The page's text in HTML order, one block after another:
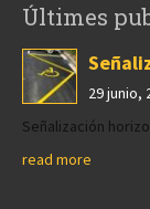
Últimes
29 junio,
Señalización
read more